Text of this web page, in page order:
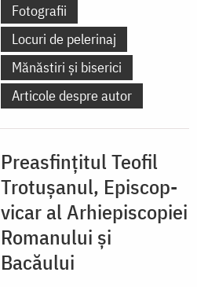
Fotografii
Locuri de pelerinaj
Mănăstiri și biserici
Articole despre autor
Preasfințitul Teofil
Trotușanul, Episcop-
vicar al Arhiepiscopiei
Romanului și
Bacăului